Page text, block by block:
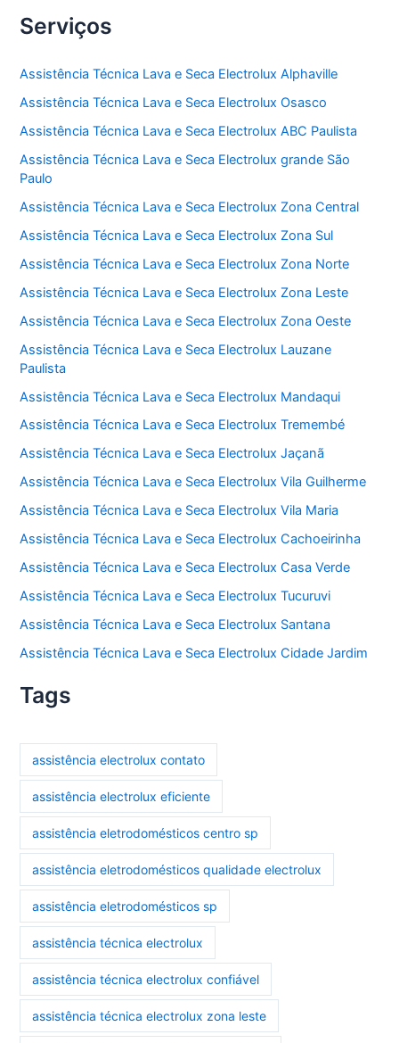
Serviços
Assistência Técnica Lava e Seca Electrolux Alphaville
Assistência Técnica Lava e Seca Electrolux Osasco
Assistência Técnica Lava e Seca Electrolux ABC Paulista
Assistência Técnica Lava e Seca Electrolux grande São
Paulo
Assistência Técnica Lava e Seca Electrolux Zona Central
Assistência Técnica Lava e Seca Electrolux Zona Sul
Assistência Técnica Lava e Seca Electrolux Zona Norte
Assistência Técnica Lava e Seca Electrolux Zona Leste
Assistência Técnica Lava e Seca Electrolux Zona Oeste
Assistência Técnica Lava e Seca Electrolux Lauzane
Paulista
Assistência Técnica Lava e Seca Electrolux Mandaqui
Assistência Técnica Lava e Seca Electrolux Tremembé
Assistência Técnica Lava e Seca Electrolux Jaçanã
Assistência Técnica Lava e Seca Electrolux Vila Guilherme
Assistência Técnica Lava e Seca Electrolux Vila Maria
Assistência Técnica Lava e Seca Electrolux Cachoeirinha
Assistência Técnica Lava e Seca Electrolux Casa Verde
Assistência Técnica Lava e Seca Electrolux Tucuruvi
Assistência Técnica Lava e Seca Electrolux Santana
Assistência Técnica Lava e Seca Electrolux Cidade Jardim
Tags
assistência electrolux contato
assistência electrolux eficiente
assistência eletrodomésticos centro sp
assistência eletrodomésticos qualidade electrolux
assistência eletrodomésticos sp
assistência técnica electrolux
assistência técnica electrolux confiável
assistência técnica electrolux zona leste